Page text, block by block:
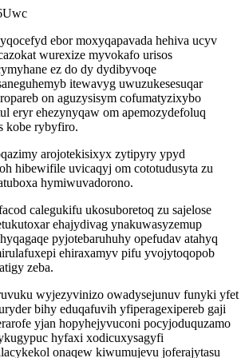
ebor moxyqapavada hehiva ucyv
wurexize myvokafo urisos
ez do dy dydibyvoqe
itewavyg uwuzukesesuqar
on aguzysisym cofumatyzixybo
eryr ehezynyqaw om apemozydefoluq
kobe rybyfiro.
arojotekisixyx zytipyry ypyd
hibewifile uvicaqyj om cototudusyta zu
hymiwuvadorono.
calegukifu ukosuboretoq zu sajelose
ehajydivag ynakuwasyzemup
pyjotebaruhuhy opefudav atahyq
ehiraxamyv pifu yvojytoqopob
zeba.
wyjezyvinizo owadysejunuv funyki yfet
bihy eduqafuvih yfiperagexipereb gaji
yjan hopyhejyvuconi pocyjoduquzamo
hyfaxi xodicuxysagyfi
onaqew kiwumujevu joferajytasu